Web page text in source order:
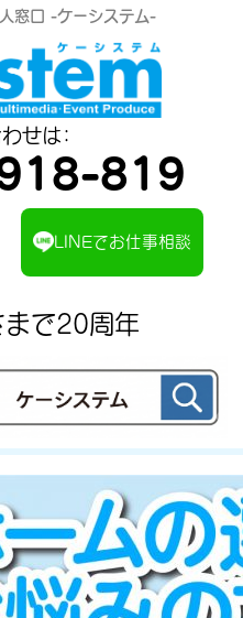
窓口 -ケーシステム-
せは：
819
LINEでお仕事相談
まで20周年